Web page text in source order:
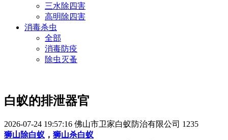
三水除四害
高明除四害
消毒杀虫
全部
消毒防疫
除虫灭蚤
白蚁的排泄器官
2026-07-24 19:57:16 佛山市卫家白蚁防治有限公司 1235
狮山除白蚁 ， 狮山杀白蚁